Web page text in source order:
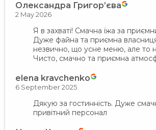
Олександра Григор’єва
2 May 2026
Я в захваті! Смачна їжа за
Дуже файна та приємна
незвично, що усне меню, але то
Чисто, смачно та приємна
elena kravchenko
6 September 2025
Дякую за гостинність. Дуже
привітний персонал